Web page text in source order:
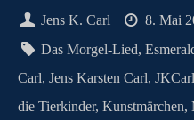
ok do
n
es
t
A
pp
N
G
Jens K. Carl 8. Mai
Das Morgel-Lied,
Carl, Jens Karsten Carl, JKCarl
die Tierkinder, Kunstmärchen,